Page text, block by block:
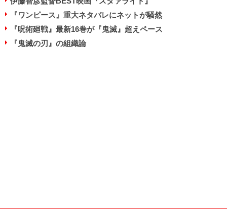
『ワンピース』重大ネタバレにネットが騒然
『呪術廻戦』最新16巻が『鬼滅』超えペース
『鬼滅の刃』の組織論